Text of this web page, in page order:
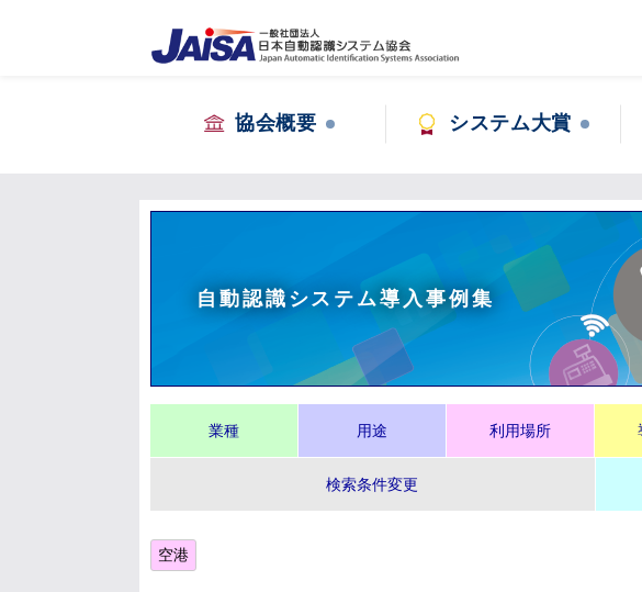
協会概要 システム大賞
自動認識システム導入事例集
業種 用途 利用場所
検索条件変更
空港